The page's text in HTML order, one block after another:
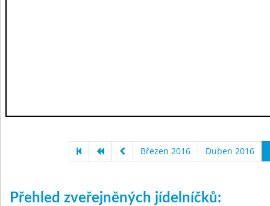
Březen 2016 Duben 2016
Přehled zveřejněných jídelníčků: